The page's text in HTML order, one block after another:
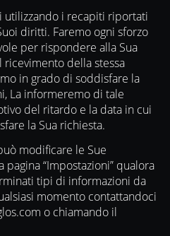
utilizzando i recapiti riportati
diritti. Faremo ogni sforzo
per rispondere alla Sua
della stessa
in grado di soddisfare la
La informeremo di tale
del ritardo e la data in cui
la Sua richiesta.
modificare le Sue
“Impostazioni” qualora
tipi di informazioni da
momento contattandoci
o chiamando il